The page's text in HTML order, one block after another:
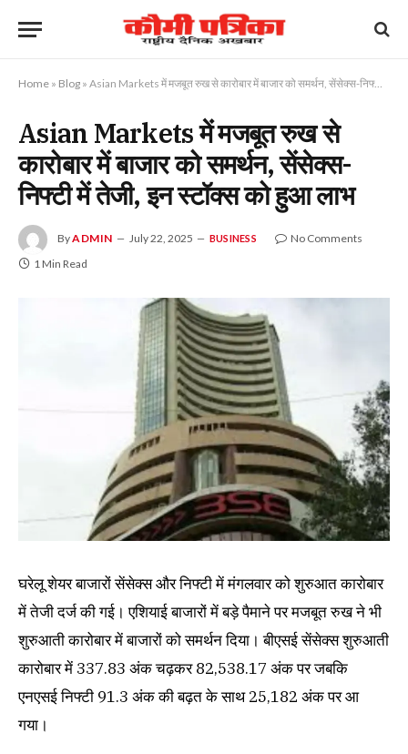
Home » Blog » Asian Markets में मजबूत रुख से कारोबार में बाजार को समर्थन, सेंसेक्स-निफ्टी में तेजी, इन स्टॉक्स को हुआ लाभ
Asian Markets में मजबूत रुख से
कारोबार में बाजार को समर्थन, सेंसेक्स-
निफ्टी में तेजी, इन स्टॉक्स को हुआ लाभ
ByADMIN July 22, 2025 BUSINESS
No Comments
1 Min Read
घरेलू शेयर बाजारों सेंसेक्स और निफ्टी में मंगलवार को शुरुआत कारोबार
में तेजी दर्ज की गई। एशियाई बाजारों में बड़े पैमाने पर मजबूत रुख ने भी
शुरुआती कारोबार में बाजारों को समर्थन दिया। बीएसई सेंसेक्स शुरुआती
कारोबार में 337.83 अंक चढ़कर 82,538.17 अंक पर जबकि
एनएसई निफ्टी 91.3 अंक की बढ़त के साथ 25,182 अंक पर आ
गया।